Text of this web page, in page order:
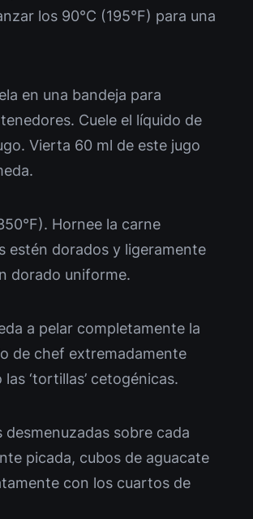
los 90°C (195°F) para una
en una bandeja para
Cuele el líquido de
Vierta 60 ml de este jugo
Hornee la carne
estén dorados y ligeramente
dorado uniforme.
a pelar completamente la
de chef extremadamente
‘tortillas’ cetogénicas.
sobre cada
picada, cubos de aguacate
con los cuartos de